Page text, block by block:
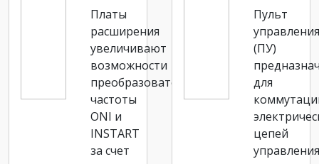
Платы
расширения
увеличивают
возможности
преобразователей
частоты
ONI и
INSTART
за счет
Пульт
управления
(ПУ)
для
цепей
управления